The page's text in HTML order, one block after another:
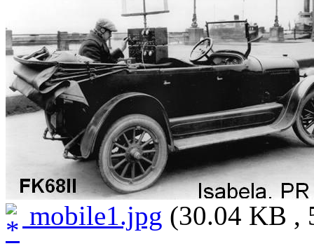
mobile1.jpg (30.04 KB ,